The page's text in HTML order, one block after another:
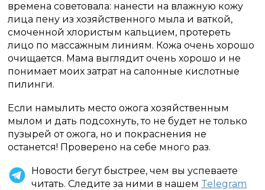
времена советовала: нанести на влажную кожу
лица пену из хозяйственного мыла и ваткой,
смоченной хлористым кальцием, протереть
лицо по массажным линиям. Кожа очень хорошо
очищается. Мама выглядит очень хорошо и не
понимает моих затрат на салонные кислотные
пилинги.
Если намылить место ожога хозяйственным
мылом и дать подсохнуть, то не будет не только
пузырей от ожога, но и покраснения не
останется! Проверено на себе много раз.
Новости бегут быстрее, чем вы успеваете
читать. Следите за ними в нашем Telegram